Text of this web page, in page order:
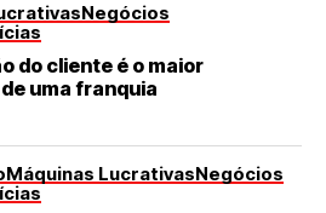
Negócios
do cliente é o maior
uma franquia
Máquinas LucrativasNegócios